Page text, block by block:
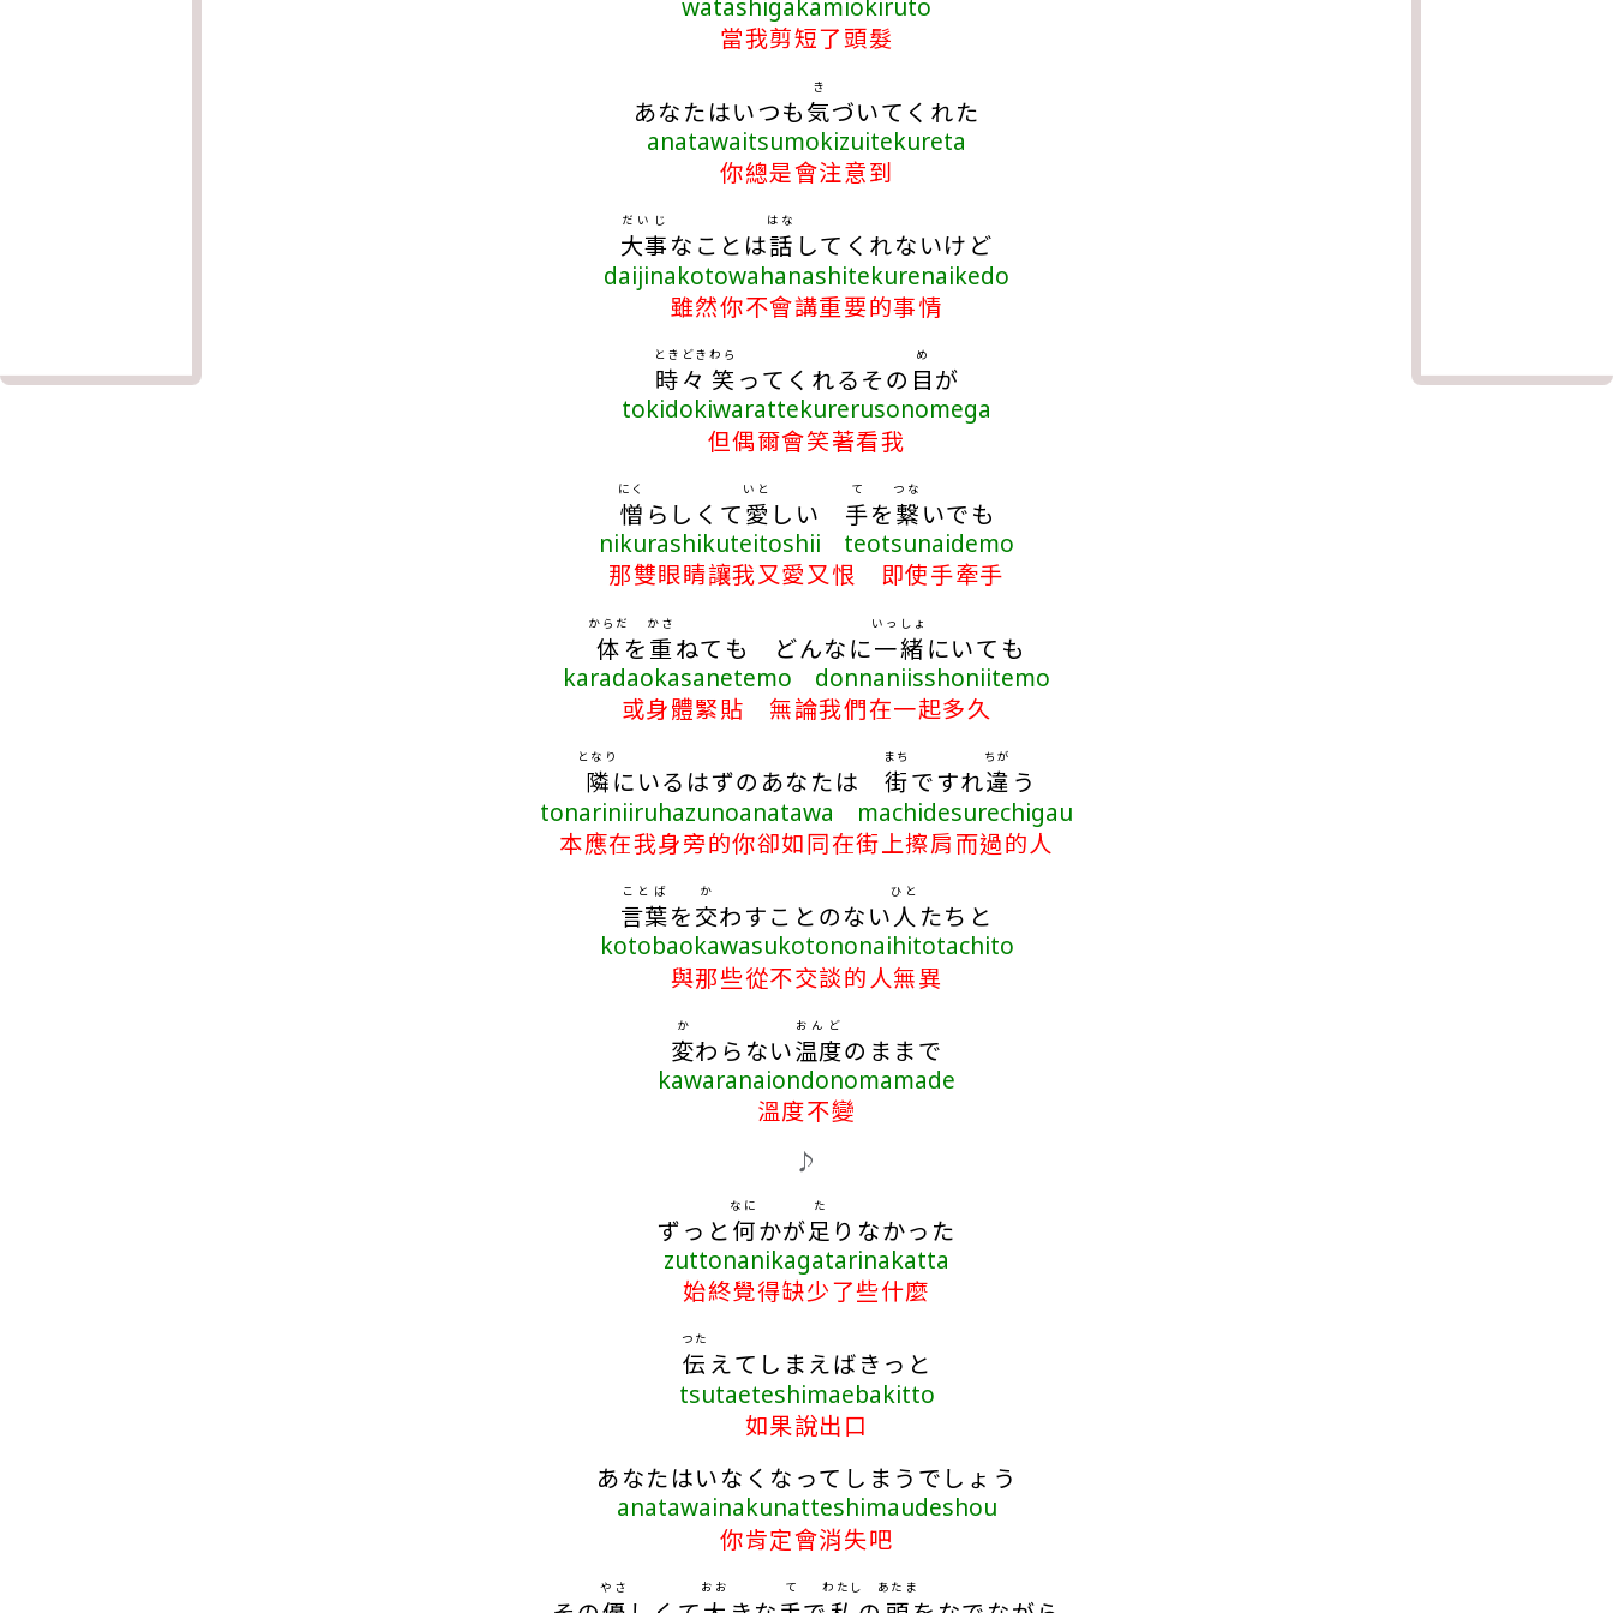
watashigakamiokiruto
當我剪短了頭髮
あなたはいつも気
き
づいてくれた
anatawaitsumokizuitekureta
你總是會注意到
大事
だいじ
なことは話
はな
してくれないけど
daijinakotowahanashitekurenaikedo
雖然你不會講重要的事情
時々
ときどき
笑
わら
ってくれるその 目
め
が
tokidokiwarattekurerusonomega
但偶爾會笑著看我
憎
にく
らしくて愛
いと
しい 手
て
を繋
つな
いでも
nikurashikuteitoshii teotsunaidemo
那雙眼睛讓我又愛又恨 即使手牽手
体
からだ
を重
かさ
ねても どんなに一緒
いっしょ
にいても
karadaokasanetemo donnaniisshoniitemo
或身體緊貼 無論我們在一起多久
隣
となり
にいるはずのあなたは 街
まち
ですれ違
ちが
う
tonariniiruhazunoanatawa machidesurechigau
本應在我身旁的你卻如同在街上擦肩而過的人
言葉
ことば
を交
か
わすことのない人
ひと
たちと
kotobaokawasukotononaihitotachito
與那些從不交談的人無異
変
か
わらない温度
おんど
のままで
kawaranaiondonomamade
溫度不變
♪
ずっと何
なに
かが足
た
りなかった
zuttonanikagatarinakatta
始終覺得缺少了些什麼
伝
つた
えてしまえばきっと
tsutaeteshimaebakitto
如果說出口
あなたはいなくなってしまうでしょう
anatawainakunatteshimaudeshou
你肯定會消失吧
やさ おお て わたし あたま